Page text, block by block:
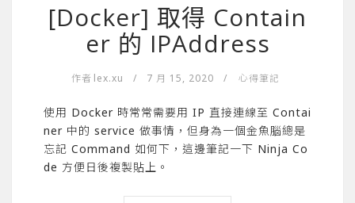
[Docker] 取得 Contain
er 的 IPAddress
作者 lex.xu / 7 月 15, 2020 / 心得筆記
使用 Docker 時常常需要用 IP 直接連線至 Contai
ner 中的 service 做事情，但身為一個金魚腦總是
忘記 Command 如何下，這邊筆記一下 Ninja Co
de 方便日後複製貼上。